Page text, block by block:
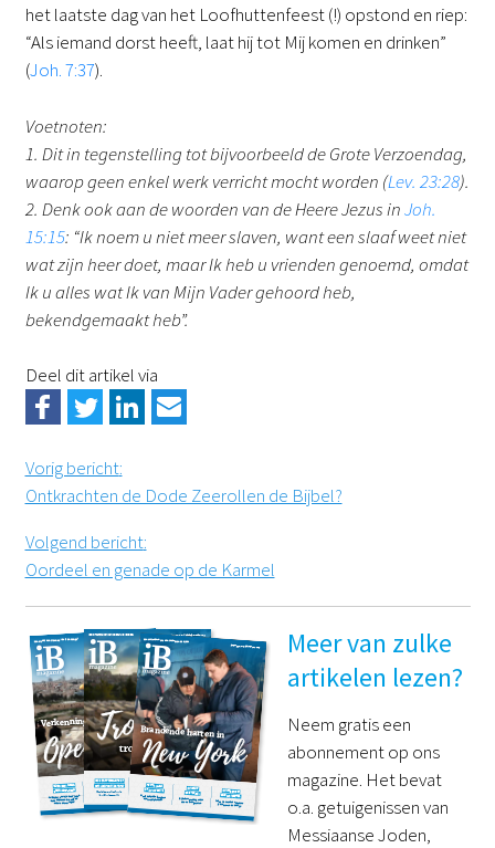
het laatste dag van het Loofhuttenfeest (!) opstond en riep:
“Als iemand dorst heeft, laat hij tot Mij komen en drinken”
(Joh. 7:37).
Voetnoten:
1. Dit in tegenstelling tot bijvoorbeeld de Grote Verzoendag,
waarop geen enkel werk verricht mocht worden (Lev. 23:28).
2. Denk ook aan de woorden van de Heere Jezus inJoh.
15:15: “Ik noem u niet meer slaven, want een slaaf weet niet
wat zijn heer doet, maar Ik heb u vrienden genoemd, omdat
Ik u alles wat Ik van Mijn Vader gehoord heb,
bekendgemaakt heb”.
Deel dit artikel via
Vorig bericht:
Ontkrachten de Dode Zeerollen de Bijbel?
Volgend bericht:
Oordeel en genade op de Karmel
Meer van zulke
artikelen lezen?
Neem gratis een
abonnement op ons
magazine. Het bevat
o.a. getuigenissen van
Messiaanse Joden,